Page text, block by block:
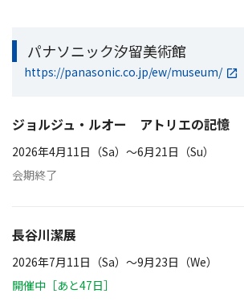
パナソニック汐留美術館
https://panasonic.co.jp/ew/museum/
ジョルジュ・ルオー アトリエの記憶
2026年4月11日（Sa）〜6月21日（Su）
会期終了
長谷川潔展
2026年7月11日（Sa）〜9月23日（We）
開催中［あと47日］